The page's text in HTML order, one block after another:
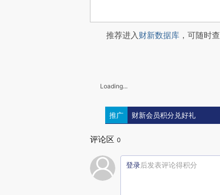
推荐进入财新数据库 ，可随时
Loading...
推广 财新会员积分兑好礼
评论区 0
登录后发表评论得积分